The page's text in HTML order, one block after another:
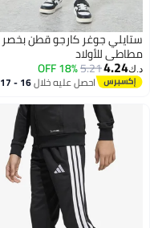
ستايلي جوغر كارجو قطن بخصر
مطاطي للأولاد
د.ك‏4.24
5.21
18% OFF
احصل عليه خلال 16 - 17